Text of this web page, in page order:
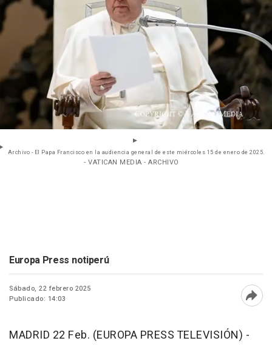
Archivo - El Papa Francisco en la audiencia general de este miércoles 15 de enero de 2025.
- VATICAN MEDIA - ARCHIVO
Europa Press notiperú
Sábado, 22 febrero 2025
Publicado: 14:03
MADRID 22 Feb. (EUROPA PRESS TELEVISIÓN) -